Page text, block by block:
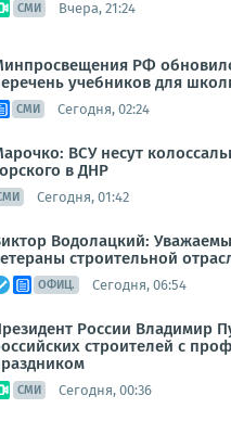
СМИ Вчера, 21:24
РФ
учебников для
СМИ Сегодня, 02:24
ВСУ несут
в ДНР
Сегодня, 01:42
Водолацкий:
строительной
ОФИЦ. Сегодня, 06:54
России Владимир
строителей с
СМИ Сегодня, 00:36